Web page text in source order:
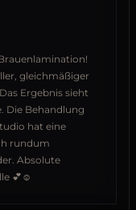
gleichmäßiger
Ergebnis sieht
Die Behandlung
hat eine
rundum
Absolute
💕☺️